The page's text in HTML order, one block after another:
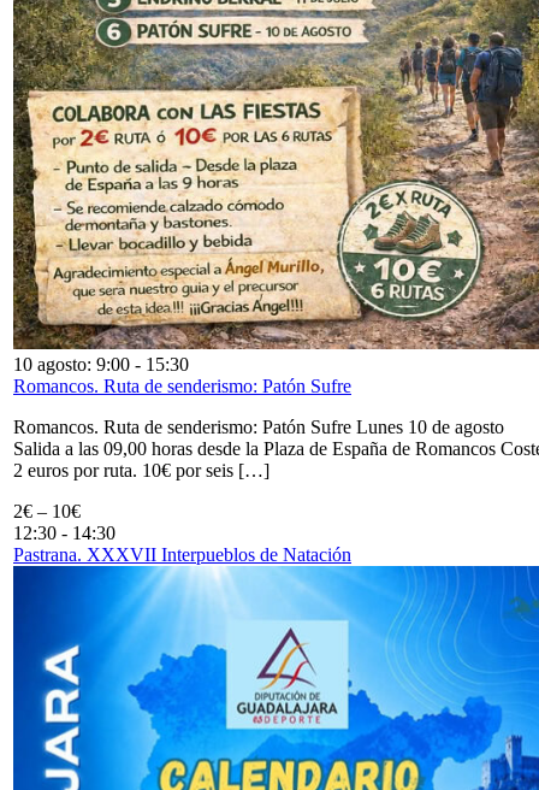
10 agosto: 9:00 - 15:30
Romancos. Ruta de senderismo: Patón Sufre
Romancos. Ruta de senderismo: Patón Sufre Lunes 10 de agosto
Salida a las 09,00 horas desde la Plaza de España de Romancos
2 euros por ruta. 10€ por seis […]
2€ – 10€
12:30 - 14:30
Pastrana. XXXVII Interpueblos de Natación